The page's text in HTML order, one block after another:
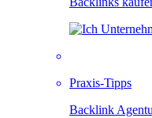
Praxis-Tipps
Backlink